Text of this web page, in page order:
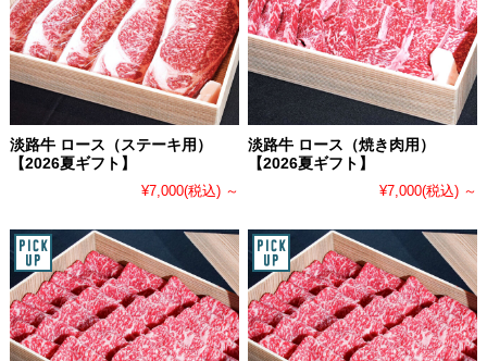
淡路牛 ロース（ステーキ用）
【2026夏ギフト】
¥7,000(税込) ～
淡路牛 ロース（焼き肉用）
【2026夏ギフト】
¥7,000(税込) ～